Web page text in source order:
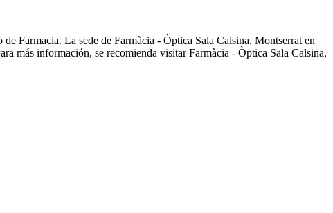
Farmacia. La sede de Farmàcia - Òptica Sala Calsina, Montserrat en
más información, se recomienda visitar Farmàcia - Òptica Sala Calsina,